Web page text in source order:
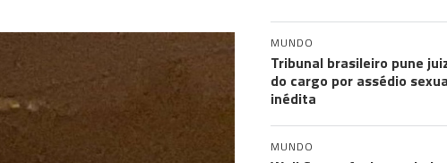
MUNDO
Tribunal brasileiro pune
do cargo por assédio
inédita
MUNDO